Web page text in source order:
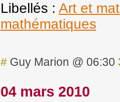
Libellés : Art et
mathématiques
#Guy Marion @ 06:30
04 mars 2010